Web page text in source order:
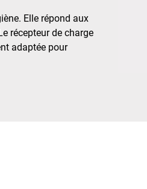
Elle répond aux
récepteur de charge
adaptée pour